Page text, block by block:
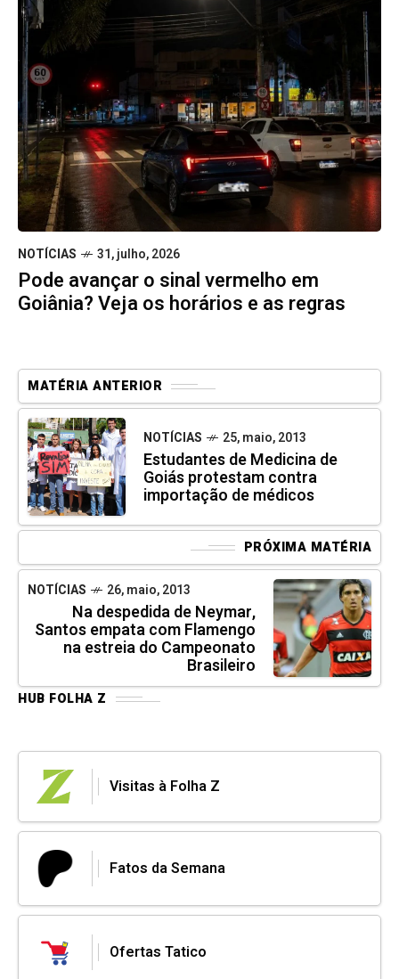
NOTÍCIAS 31, julho, 2026
Pode avançar o sinal vermelho em
Goiânia? Veja os horários e as regras
MATÉRIA ANTERIOR
NOTÍCIAS 25, maio, 2013
Estudantes de Medicina de
Goiás protestam contra
importação de médicos
PRÓXIMA MATÉRIA
NOTÍCIAS 26, maio, 2013
Na despedida de Neymar,
Santos empata com Flamengo
na estreia do Campeonato
Brasileiro
HUB FOLHA Z
Visitas à Folha Z
Fatos da Semana
Ofertas Tatico